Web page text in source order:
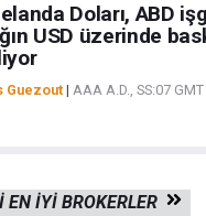
Doları, ABD
USD üzerinde
Guezout| AAA A.D., SS:07 GMT
EN IYI BROKERLER